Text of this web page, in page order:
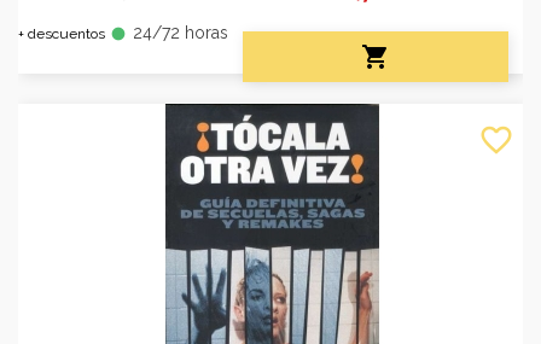
+ descuentos fiber_manual_record 24/72 horas

favorite_border